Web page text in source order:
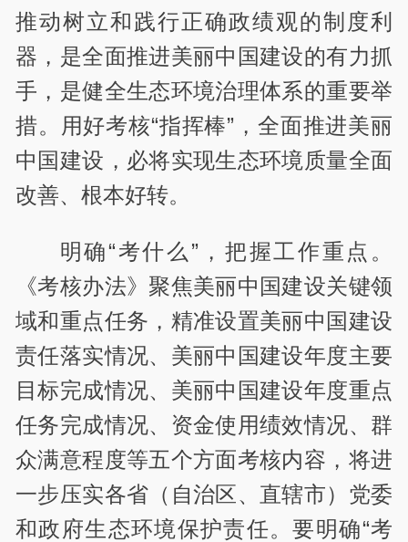
推动树立和践行正确政绩观的制度利
器，是全面推进美丽中国建设的有力抓
手，是健全生态环境治理体系的重要举
措。用好考核“指挥棒”，全面推进美丽
中国建设，必将实现生态环境质量全面
改善、根本好转。
明确“考什么”，把握工作重点。
《考核办法》聚焦美丽中国建设关键领
域和重点任务，精准设置美丽中国建设
责任落实情况、美丽中国建设年度主要
目标完成情况、美丽中国建设年度重点
任务完成情况、资金使用绩效情况、群
众满意程度等五个方面考核内容，将进
一步压实各省（自治区、直辖市）党委
和政府生态环境保护责任。要明确“考